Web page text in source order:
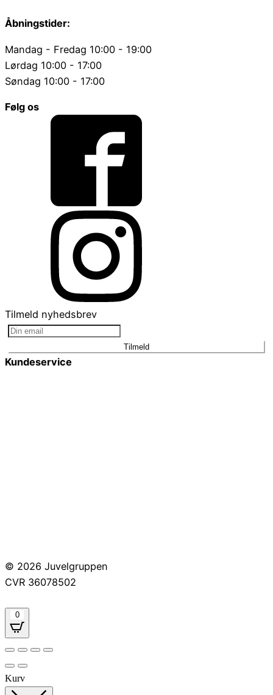
Åbningstider:
Mandag - Fredag 10:00 - 19:00
Lørdag 10:00 - 17:00
Søndag 10:00 - 17:00
Følg os
Tilmeld nyhedsbrev
Tilmeld
Kundeservice
© 2026 Juvelgruppen
CVR 36078502
0
Kurv